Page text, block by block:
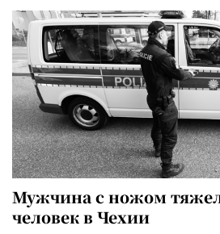
Мужчина с ножом
человек в Чехии